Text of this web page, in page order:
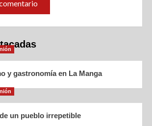
y gastronomía en La Manga
un pueblo irrepetible